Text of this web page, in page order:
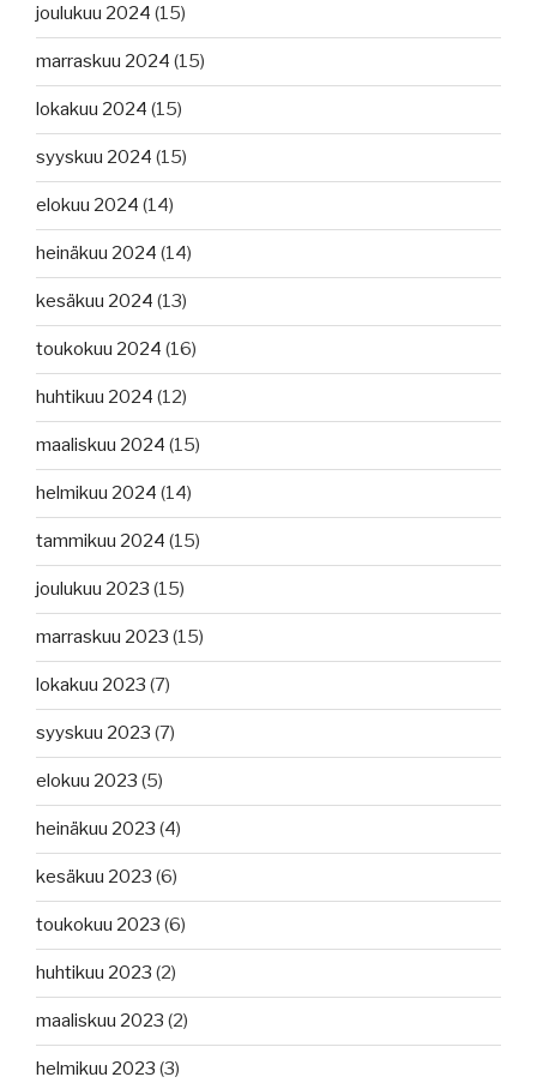
joulukuu 2024 (15)
marraskuu 2024 (15)
lokakuu 2024 (15)
syyskuu 2024 (15)
elokuu 2024 (14)
heinäkuu 2024 (14)
kesäkuu 2024 (13)
toukokuu 2024 (16)
huhtikuu 2024 (12)
maaliskuu 2024 (15)
helmikuu 2024 (14)
tammikuu 2024 (15)
joulukuu 2023 (15)
marraskuu 2023 (15)
lokakuu 2023 (7)
syyskuu 2023 (7)
elokuu 2023 (5)
heinäkuu 2023 (4)
kesäkuu 2023 (6)
toukokuu 2023 (6)
huhtikuu 2023 (2)
maaliskuu 2023 (2)
helmikuu 2023 (3)